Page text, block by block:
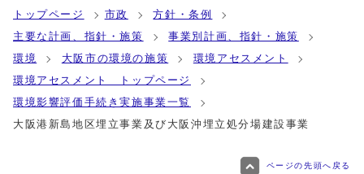
トップページ 市政
方針・条例
主要な計画、指針・施策
事業別計画、指針・施策
環境
大阪市の環境の施策
環境アセスメント
環境アセスメント トップページ
環境影響評価手続き実施事業一覧
大阪港新島地区埋立事業及び大阪沖埋立処分場建設事業
ページの先頭へ戻る